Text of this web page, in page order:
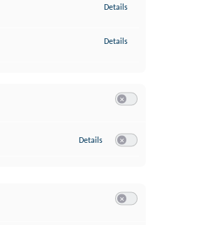
Details
Details
Details zu Google Analytics